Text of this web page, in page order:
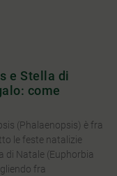
e Stella di
come
(Phalaenopsis) è fra
le feste natalizie
di Natale (Euphorbia
fra